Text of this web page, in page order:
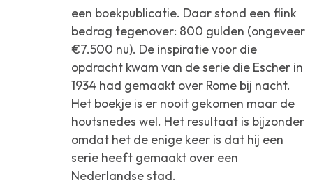
een boekpublicatie. Daar stond een flink
bedrag tegenover: 800 gulden (ongeveer
€7.500 nu). De inspiratie voor die
opdracht kwam van de serie die Escher in
1934 had gemaakt over Rome bij nacht.
Het boekje is er nooit gekomen maar de
houtsnedes wel. Het resultaat is bijzonder
omdat het de enige keer is dat hij een
serie heeft gemaakt over een
Nederlandse stad.